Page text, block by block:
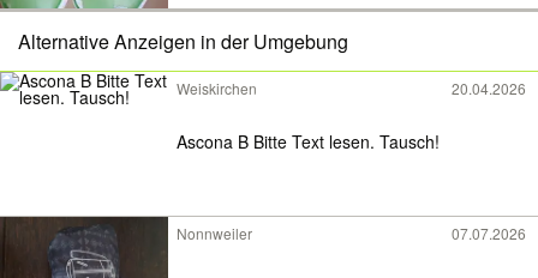
Alternative Anzeigen in der Umgebung
Weiskirchen 20.04.2026
Ascona B Bitte Text lesen. Tausch!
Nonnweiler 07.07.2026